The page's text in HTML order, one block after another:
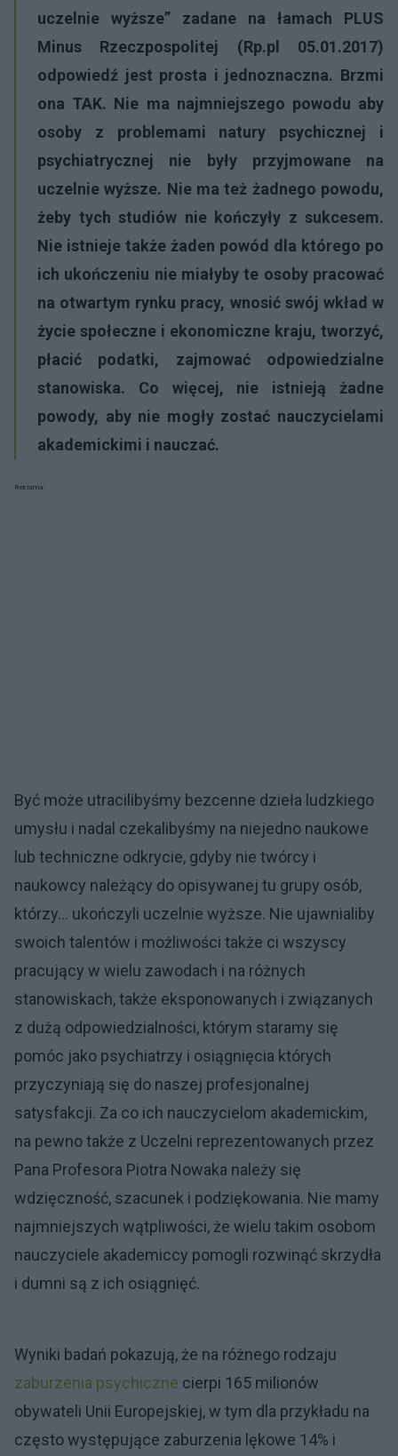
uczelnie wyższe” zadane na łamach PLUS
Minus Rzeczpospolitej (Rp.pl 05.01.2017)
odpowiedź jest prosta i jednoznaczna. Brzmi
ona TAK. Nie ma najmniejszego powodu aby
osoby z problemami natury psychicznej i
psychiatrycznej nie były przyjmowane na
uczelnie wyższe. Nie ma też żadnego powodu,
żeby tych studiów nie kończyły z sukcesem.
Nie istnieje także żaden powód dla którego po
ich ukończeniu nie miałyby te osoby pracować
na otwartym rynku pracy, wnosić swój wkład w
życie społeczne i ekonomiczne kraju, tworzyć,
płacić podatki, zajmować odpowiedzialne
stanowiska. Co więcej, nie istnieją żadne
powody, aby nie mogły zostać nauczycielami
akademickimi i nauczać.
Reklama:
Być może utracilibyśmy bezcenne dzieła ludzkiego
umysłu i nadal czekalibyśmy na niejedno naukowe
lub techniczne odkrycie, gdyby nie twórcy i
naukowcy należący do opisywanej tu grupy osób,
którzy… ukończyli uczelnie wyższe. Nie ujawnialiby
swoich talentów i możliwości także ci wszyscy
pracujący w wielu zawodach i na różnych
stanowiskach, także eksponowanych i związanych
z dużą odpowiedzialności, którym staramy się
pomóc jako psychiatrzy i osiągnięcia których
przyczyniają się do naszej profesjonalnej
satysfakcji. Za co ich nauczycielom akademickim,
na pewno także z Uczelni reprezentowanych przez
Pana Profesora Piotra Nowaka należy się
wdzięczność, szacunek i podziękowania. Nie mamy
najmniejszych wątpliwości, że wielu takim osobom
nauczyciele akademiccy pomogli rozwinąć skrzydła
i dumni są z ich osiągnięć.
Wyniki badań pokazują, że na różnego rodzaju
zaburzenia psychiczne cierpi 165 milionów
obywateli Unii Europejskiej, w tym dla przykładu na
często występujące zaburzenia lękowe 14% i